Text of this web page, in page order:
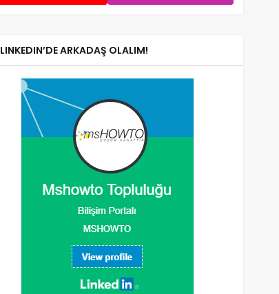
LINKEDIN’DE ARKADAŞ OLALIM!